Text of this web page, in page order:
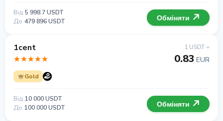
Від 5 998.7 USDT
До 479 896 USDT Обміняти
1cent
Gold
1 USDT =
0.83 EUR
Від 10 000 USDT
До 100 000 USDT Обміняти